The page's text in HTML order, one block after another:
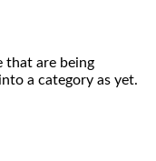
that are being
a category as yet.